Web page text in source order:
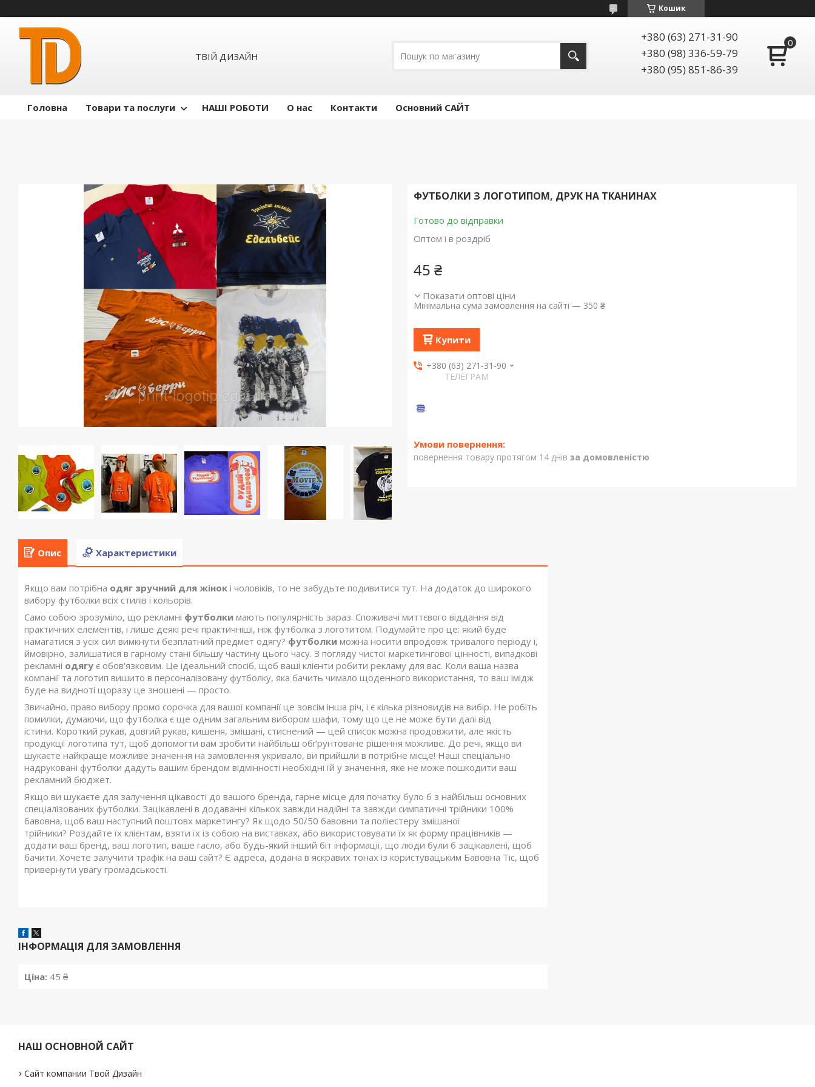
Кошик
ТВІЙ ДИЗАЙН
+380 (63) 271-31-90
+380 (98) 336-59-79
+380 (95) 851-86-39
Головна Товари та послуги НАШІ РОБОТИ О нас Контакти Основний САЙТ
ФУТБОЛКИ З ЛОГОТИПОМ, ДРУК НА ТКАНИНАХ
Готово до відправки
Оптом і в роздріб
45 ₴
Показати оптові ціни
Мінімальна сума замовлення на сайті — 350 ₴
Купити
+380 (63) 271-31-90
ТЕЛЕГРАМ
повернення товару протягом 14 днів за домовленістю
Опис Характеристики
Якщо вам потрібна одяг зручний для жінок і чоловіків, то не забудьте подивитися тут. На додаток до широкого
вибору футболки всіх стилів і кольорів.
Само собою зрозуміло, що рекламні футболки мають популярність зараз. Споживачі миттєвого віддання від
практичних елементів, і лише деякі речі практичніші, ніж футболка з логотитом. Подумайте про це: який буде
намагатися з усіх сил вимкнути безплатний предмет одягу? футболки можна носити впродовж тривалого періоду і,
ймовірно, залишатися в гарному стані більшу частину цього часу. З погляду чистої маркетингової цінності, випадкові
рекламні одягу є обов'язковим. Це ідеальний спосіб, щоб ваші клієнти робити рекламу для вас. Коли ваша назва
компанії та логотип вишито в персоналізовану футболку, яка бачить чимало щоденного використання, то ваш імідж
буде на видноті щоразу це зношені — просто.
Звичайно, право вибору промо сорочка для вашої компанії це зовсім інша річ, і є кілька різновидів на вибір. Не робіть
помилки, думаючи, що футболка є ще одним загальним вибором шафи, тому що це не може бути далі від
істини. Короткий рукав, довгий рукав, кишеня, змішані, стиснений — цей список можна продовжити, але якість
продукції логотипа тут, щоб допомогти вам зробити найбільш обґрунтоване рішення можливе. До речі, якщо ви
шукаєте найкраще можливе значення на замовлення укривало, ви прийшли в потрібне місце! Наші спеціально
надруковані футболки дадуть вашим брендом відмінності необхідні їй у значення, яке не може пошкодити ваш
рекламний бюджет.
Якщо ви шукаєте для залучення цікавості до вашого бренда, гарне місце для початку було б з найбільш основних
спеціалізованих футболки. Зацікавлені в додаванні кількох завжди надійні та завжди симпатичні трійники 100%
бавовна, щоб ваш наступний поштовх маркетингу? Як щодо 50/50 бавовни та поліестеру змішаної
трійники? Роздайте їх клієнтам, взяти їх із собою на виставках, або використовувати їх як форму працівників —
додати ваш бренд, ваш логотип, ваше гасло, або будь-який інший біт інформації, що люди були б зацікавлені, щоб
бачити. Хочете залучити трафік на ваш сайт? Є адреса, додана в яскравих тонах із користувацьким Бавовна Тіс, щоб
привернути увагу громадськості.
ІНФОРМАЦІЯ ДЛЯ ЗАМОВЛЕННЯ
Ціна: 45 ₴
НАШ ОСНОВНОЙ САЙТ
Сайт компании Твой Дизайн